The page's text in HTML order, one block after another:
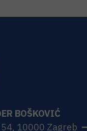
BOŠKOVIĆ
10000 Zagreb